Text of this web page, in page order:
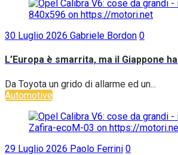
30 Luglio 2026 Gabriele Bordon 0
L’Europa è smarrita, ma il Giappone
Da Toyota un grido di allarme ed un...
Automotive
29 Luglio 2026 Paolo Ferrini 0